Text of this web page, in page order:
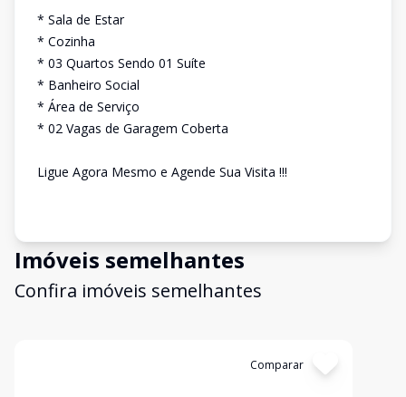
* Sala de Estar
* Cozinha
* 03 Quartos Sendo 01 Suíte
* Banheiro Social
* Área de Serviço
* 02 Vagas de Garagem Coberta
Ligue Agora Mesmo e Agende Sua Visita !!!
Imóveis semelhantes
Confira imóveis semelhantes
Comparar